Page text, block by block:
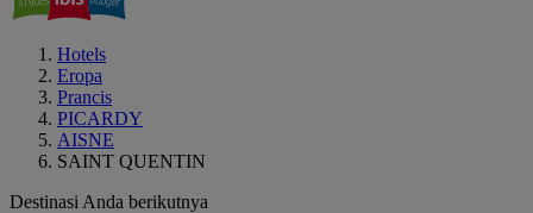
Hotels
Eropa
Prancis
PICARDY
AISNE
SAINT QUENTIN
Destinasi Anda berikutnya